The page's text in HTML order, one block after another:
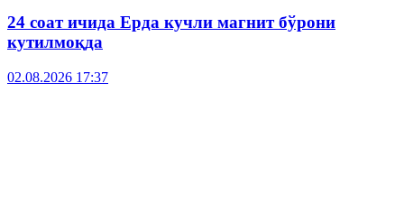
24 соат ичида Ерда кучли магнит бўрони
кутилмоқда
02.08.2026 17:37